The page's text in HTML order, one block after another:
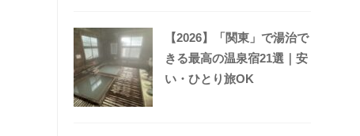
【2026】「関東」で湯治で
きる最高の温泉宿21選｜安
い・ひとり旅OK